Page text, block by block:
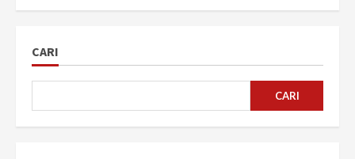
CARI
CARI